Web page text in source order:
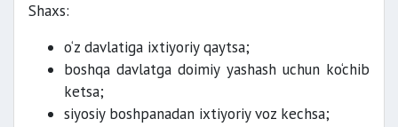
Shaxs:
o‘z davlatiga ixtiyoriy qaytsa;
boshqa davlatga doimiy yashash uchun ko‘chib
ketsa;
siyosiy boshpanadan ixtiyoriy voz kechsa;